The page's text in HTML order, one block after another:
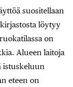
suositellaan
löytyy
on
Alueen laitoja
istuskeluun
eteen on